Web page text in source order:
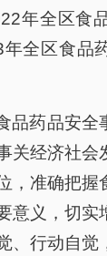
年全区食
全区食品
品药品安全
关经济社会
，准确把握
意义，切实
、行动自觉